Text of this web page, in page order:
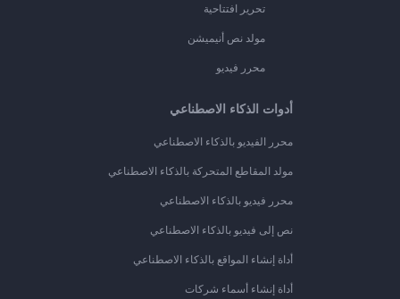
تحرير افتتاحية
مولد نص أنيميشن
محرر فيديو
أدوات الذكاء الاصطناعي
محرر الفيديو بالذكاء الاصطناعي
مولد المقاطع المتحركة بالذكاء الاصطناعي
محرر فيديو بالذكاء الاصطناعي
نص إلى فيديو بالذكاء الاصطناعي
أداة إنشاء المواقع بالذكاء الاصطناعي
أداة إنشاء أسماء شركات